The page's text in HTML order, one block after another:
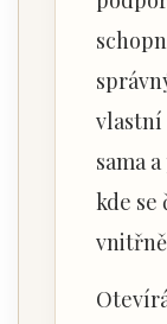
vlastní
sama
kde se